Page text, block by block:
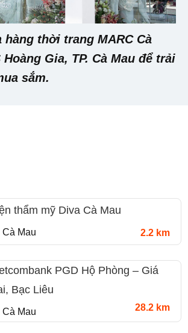
hàng thời trang MARC Cà
Hoàng Gia, TP. Cà Mau để trải
sắm.
thẩm mỹ Diva Cà Mau
Cà Mau 2.2 km
PGD Hộ Phòng – Giá
Bạc Liêu
Cà Mau 28.2 km